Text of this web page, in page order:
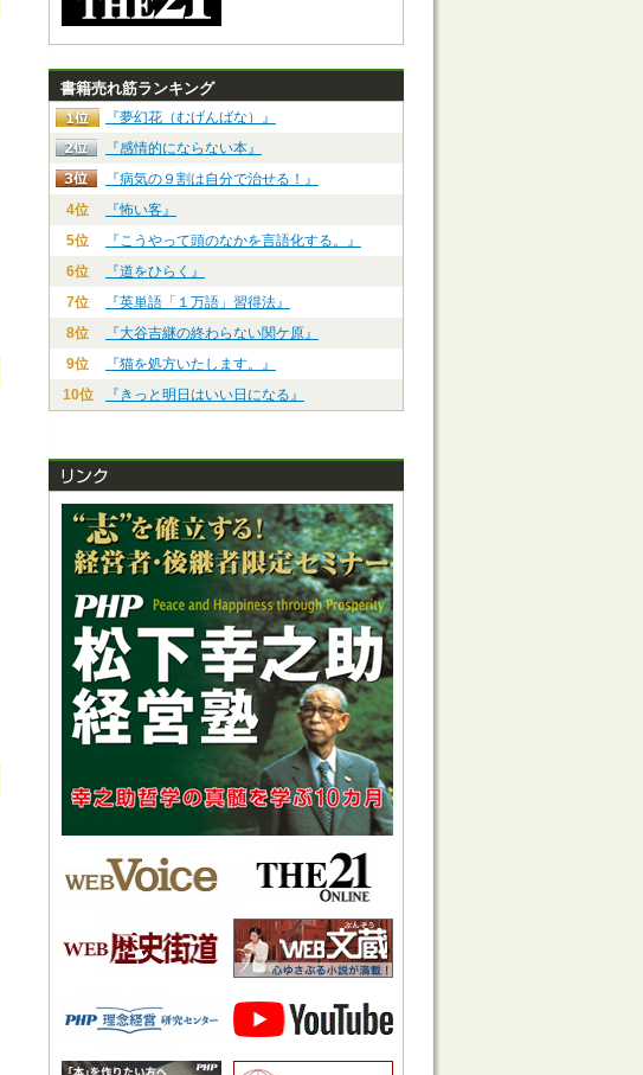
書籍売れ筋ランキング
『夢幻花（むげんばな）』
『感情的にならない本』
『病気の９割は自分で治せる！』
4位
『怖い客』
5位
『こうやって頭のなかを言語化する。』
6位
『道をひらく』
7位
『英単語「１万語」習得法』
8位
『大谷吉継の終わらない関ケ原』
9位
『猫を処方いたします。』
10位
『きっと明日はいい日になる』